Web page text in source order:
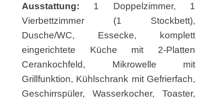
Ausstattung: 1 Doppelzimmer, 1
Vierbettzimmer (1 Stockbett),
Dusche/WC, Essecke, komplett
eingerichtete Küche mit 2-Platten
Cerankochfeld, Mikrowelle mit
Grillfunktion, Kühlschrank mit Gefrierfach,
Geschirrspüler, Wasserkocher, Toaster,